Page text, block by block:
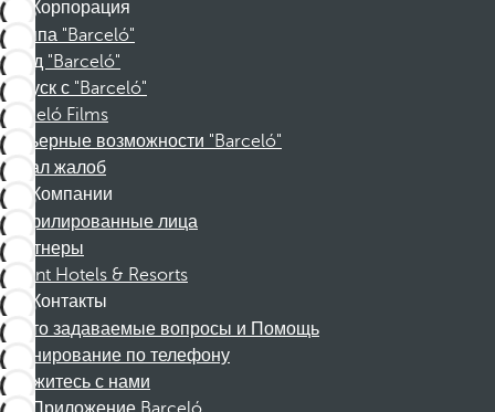
Корпорация
Группа "Barceló"
Фонд "Barceló"
Отпуск с "Barceló"
Barceló Films
Карьерные возможности "Barceló"
Канал жалоб
Компании
Аффилированные лица
Партнеры
Dorint Hotels & Resorts
Контакты
Часто задаваемые вопросы и Помощь
Бронирование по телефону
Свяжитесь с нами